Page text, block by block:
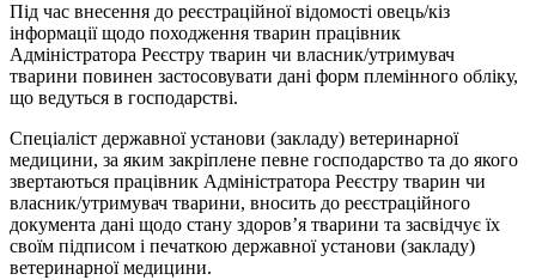
Під час внесення до реєстраційної відомості овець/кіз
інформації щодо походження тварин працівник
Адміністратора Реєстру тварин чи власник/утримувач
тварини повинен застосовувати дані форм племінного обліку,
що ведуться в господарстві.
Спеціаліст державної установи (закладу) ветеринарної
медицини, за яким закріплене певне господарство та до якого
звертаються працівник Адміністратора Реєстру тварин чи
власник/утримувач тварини, вносить до реєстраційного
документа дані щодо стану здоров’я тварини та засвідчує їх
своїм підписом і печаткою державної установи (закладу)
ветеринарної медицини.